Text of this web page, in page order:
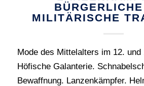
MILITÄRISCHE
Mode des Mittelalters im 12. und
Höfische Galanterie.
Bewaffnung. Lanzenkämpfer.